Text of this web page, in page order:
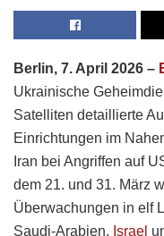
Berlin, 7. April 2026 –
Ukrainische
Satelliten detaillierte
Einrichtungen im
Iran bei Angriffen auf
dem 21. und 31. März
Überwachungen in elf
Saudi-Arabien, Israel